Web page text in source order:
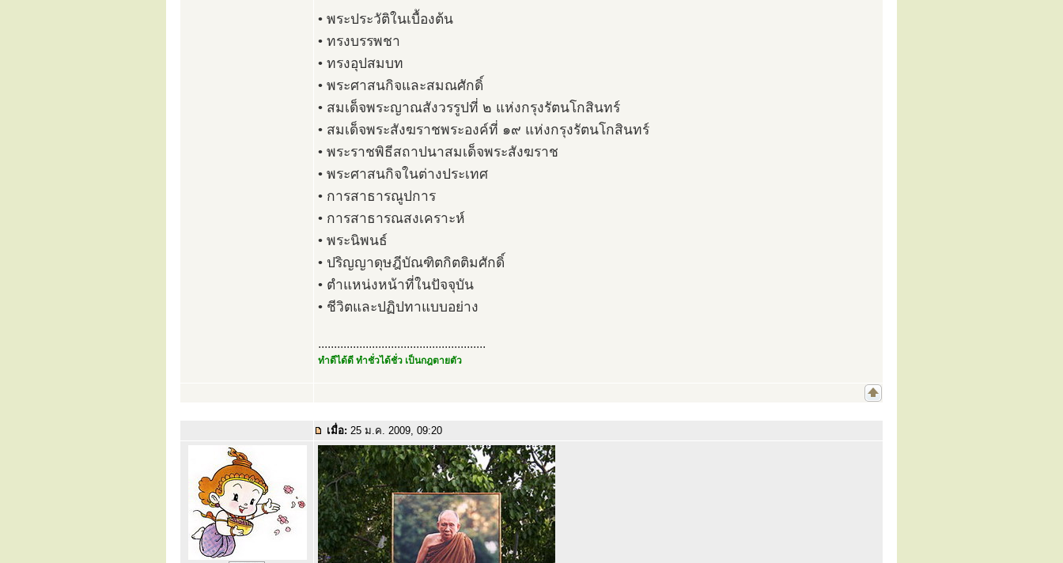
• พระประวัติในเบื้องต้น
• ทรงบรรพชา
• ทรงอุปสมบท
• พระศาสนกิจและสมณศักดิ์
• สมเด็จพระญาณสังวรรูปที่ ๒ แห่งกรุงรัตนโกสินทร์
• สมเด็จพระสังฆราชพระองค์ที่ ๑๙ แห่งกรุงรัตนโกสินทร์
• พระราชพิธีสถาปนาสมเด็จพระสังฆราช
• พระศาสนกิจในต่างประเทศ
• การสาธารณูปการ
• การสาธารณสงเคราะห์
• พระนิพนธ์
• ปริญญาดุษฎีบัณฑิตกิตติมศักดิ์
• ตำแหน่งหน้าที่ในปัจจุบัน
• ชีวิตและปฏิปทาแบบอย่าง
.....................................................
ทำดีได้ดี ทำชั่วได้ชั่ว เป็นกฎตายตัว
เมื่อ: 25 ม.ค. 2009, 09:20